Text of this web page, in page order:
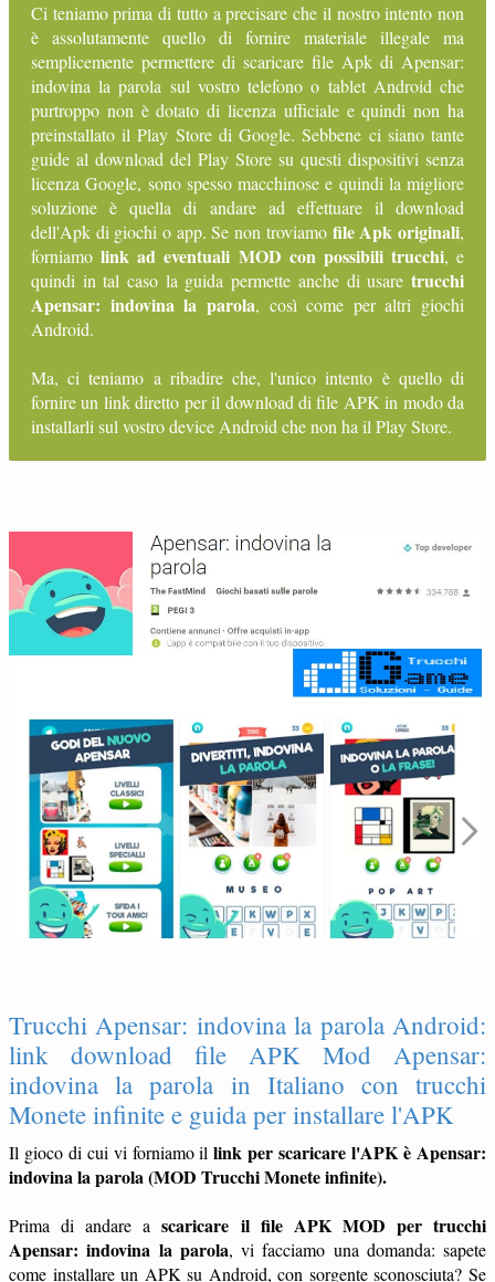
Ci teniamo prima di tutto a precisare che il nostro intento non
è assolutamente quello di fornire materiale illegale ma
semplicemente permettere di scaricare file Apk di Apensar:
indovina la parola sul vostro telefono o tablet Android che
purtroppo non è dotato di licenza ufficiale e quindi non ha
preinstallato il Play Store di Google. Sebbene ci siano tante
guide al download del Play Store su questi dispositivi senza
licenza Google, sono spesso macchinose e quindi la migliore
soluzione è quella di andare ad effettuare il download
dell'Apk di giochi o app. Se non troviamo file Apk originali,
forniamolink ad eventuali MOD con possibili trucchi, e
quindi in tal caso la guida permette anche di usare trucchi
Apensar: indovina la parola, così come per altri giochi
Android.
Ma, ci teniamo a ribadire che, l'unico intento è quello di
fornire un link diretto per il download di file APK in modo da
installarli sul vostro device Android che non ha il Play Store.
Trucchi Apensar: indovina la parola Android:
link download file APK Mod Apensar:
indovina la parola in Italiano con trucchi
Monete infinite e guida per installare l'APK
Il gioco di cui vi forniamo illink per scaricare l'APK è Apensar:
indovina la parola (MOD Trucchi Monete infinite).
Prima di andare ascaricare il file APK MOD per trucchi
Apensar: indovina la parola, vi facciamo una domanda: sapete
come installare un APK su Android, con sorgente sconosciuta? Se